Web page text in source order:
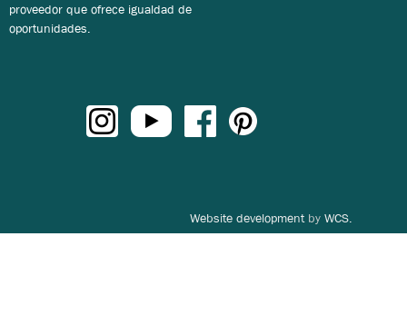
proveedor que ofrece igualdad de
oportunidades.
Website developmentby WCS.